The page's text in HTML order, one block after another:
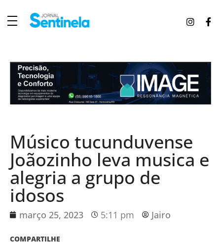
Músico tucunduvense
Joãozinho leva musica e
alegria a grupo de
idosos
março 25, 2023 5:11 pm Jairo
COMPARTILHE